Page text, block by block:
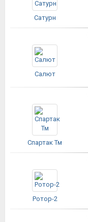
Сатурн
Салют
Спартак Тм
Ротор-2